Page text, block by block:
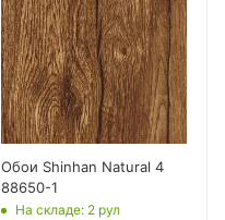
Обои Shinhan Natural 4
88650-1
На складе: 2 рул